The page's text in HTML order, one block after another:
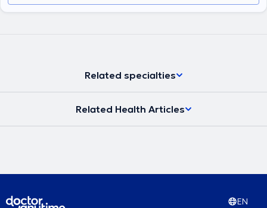
καθώς και μεγάλη εμπειρία στις ακρορριζεκτομές και αφαίρεση
Related specialties
Related Health Articles
EN